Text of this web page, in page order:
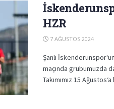
HZR
7 AĞUSTOS 2024
Şanlı
maçında grubumuzda
Takımımız 15